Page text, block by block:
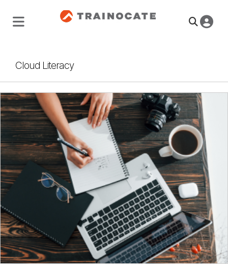
Cloud Literacy